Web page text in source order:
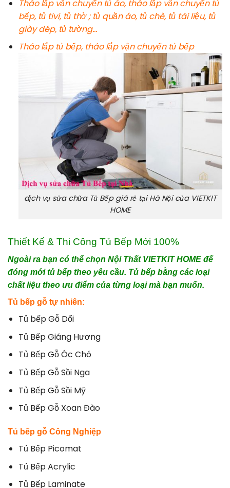
Tháo lắp vận chuyển tủ áo, tháo lắp vận chuyển tủ
bếp, tủ tivi, tủ thờ ; tủ quần áo, tủ chè, tủ tài liệu, tủ
giày dép, tủ tường…
Tháo lắp tủ bếp, tháo lắp vận chuyển tủ bếp
dịch vụ sửa chữa Tủ Bếp giá rẻ tại Hà Nội của VIETKIT
HOME
Thiết Kế & Thi Công Tủ Bếp Mới 100%
Ngoài ra bạn có thể chọn Nội Thất VIETKIT HOME để
đóng mới tủ bếp theo yêu cầu. Tủ bếp bằng các loại
chất liệu theo ưu điểm của từng loại mà bạn muốn.
Tủ bếp gỗ tự nhiên:
Tủ bếp Gỗ Dổi
Tủ Bếp Giáng Hương
Tủ Bếp Gỗ Óc Chó
Tủ Bếp Gỗ Sồi Nga
Tủ Bếp Gỗ Sồi Mỹ
Tủ Bếp Gỗ Xoan Đào
Tủ bếp gỗ Công Nghiệp
Tủ Bếp Picomat
Tủ Bếp Acrylic
Tủ Bếp Laminate